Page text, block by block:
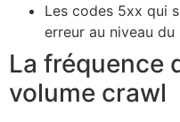
Les codes 5xx qui
erreur au niveau du
La fréquence
volume crawl